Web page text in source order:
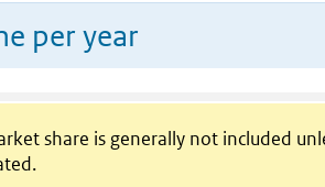
per year
share is generally not included